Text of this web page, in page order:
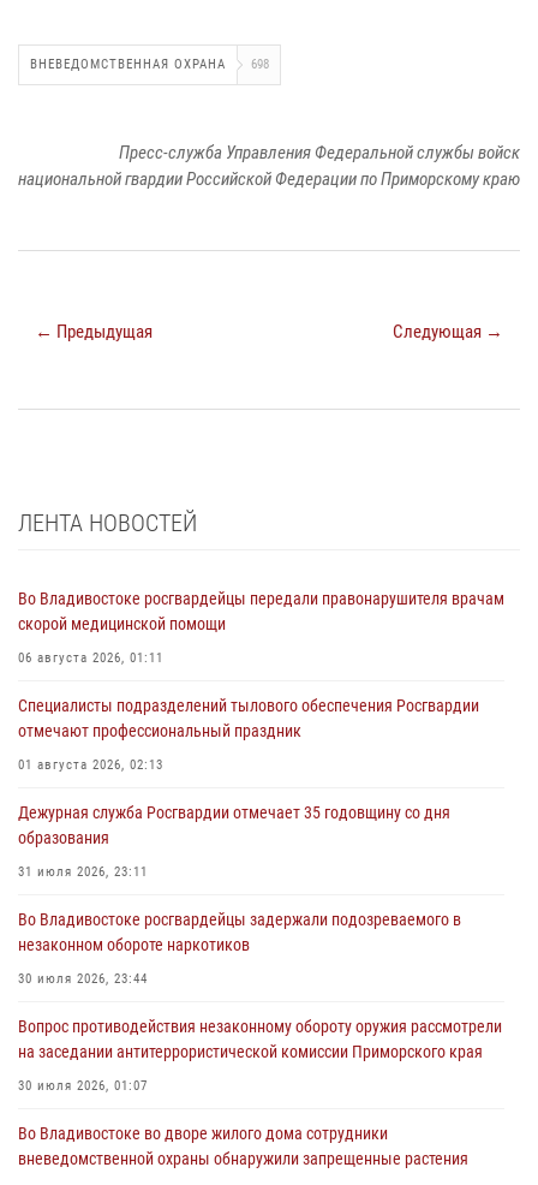
ВНЕВЕДОМСТВЕННАЯ ОХРАНА 698
Пресс-служба Управления Федеральной службы войск
национальной гвардии Российской Федерации по Приморскому краю
← Предыдущая Следующая →
ЛЕНТА НОВОСТЕЙ
Во Владивостоке росгвардейцы передали правонарушителя врачам
скорой медицинской помощи
06 августа 2026, 01:11
Специалисты подразделений тылового обеспечения Росгвардии
отмечают профессиональный праздник
01 августа 2026, 02:13
Дежурная служба Росгвардии отмечает 35 годовщину со дня
образования
31 июля 2026, 23:11
Во Владивостоке росгвардейцы задержали подозреваемого в
незаконном обороте наркотиков
30 июля 2026, 23:44
Вопрос противодействия незаконному обороту оружия рассмотрели
на заседании антитеррористической комиссии Приморского края
30 июля 2026, 01:07
Во Владивостоке во дворе жилого дома сотрудники
вневедомственной охраны обнаружили запрещенные растения